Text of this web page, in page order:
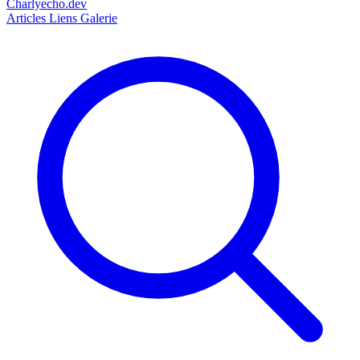
Charlyecho.dev
Articles Liens Galerie